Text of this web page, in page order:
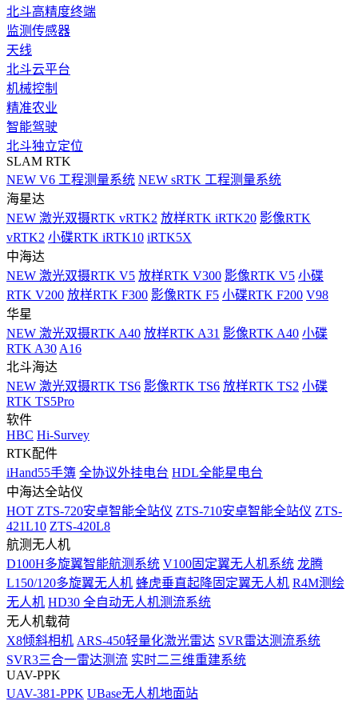
北斗高精度终端
监测传感器
天线
北斗云平台
机械控制
精准农业
智能驾驶
北斗独立定位
SLAM RTK
NEW V6 工程测量系统 NEW sRTK 工程测量系统
海星达
NEW 激光双摄RTK vRTK2 放样RTK iRTK20 影像RTK
vRTK2 小碟RTK iRTK10 iRTK5X
中海达
NEW 激光双摄RTK V5 放样RTK V300 影像RTK V5 小碟
RTK V200 放样RTK F300 影像RTK F5 小碟RTK F200 V98
华星
NEW 激光双摄RTK A40 放样RTK A31 影像RTK A40 小碟
RTK A30 A16
北斗海达
NEW 激光双摄RTK TS6 影像RTK TS6 放样RTK TS2 小碟
RTK TS5Pro
软件
HBC Hi-Survey
RTK配件
iHand55手簿 全协议外挂电台 HDL全能星电台
中海达全站仪
HOT ZTS-720安卓智能全站仪 ZTS-710安卓智能全站仪 ZTS-
421L10 ZTS-420L8
航测无人机
D100H多旋翼智能航测系统 V100固定翼无人机系统 龙腾
L150/120多旋翼无人机 蜂虎垂直起降固定翼无人机 R4M测绘
无人机 HD30 全自动无人机测流系统
无人机载荷
X8倾斜相机 ARS-450轻量化激光雷达 SVR雷达测流系统
SVR3三合一雷达测流 实时二三维重建系统
UAV-PPK
UAV-381-PPK UBase无人机地面站